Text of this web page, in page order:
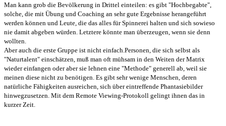
Man kann grob die Bevölkerung in Drittel einteilen: es gibt "Hochbegabte",
solche, die mit Übung und Coaching an sehr gute Ergebnisse herangeführt
werden können und Leute, die das alles für Spinnerei halten und sich sowieso
nie damit abgeben würden. Letztere könnte man überzeugen, wenn sie denn
wollten.
Aber auch die erste Gruppe ist nicht einfach.Personen, die sich selbst als
"Naturtalent" einschätzen, muß man oft mühsam in den Weiten der Matrix
wieder einfangen oder aber sie lehnen eine "Methode" generell ab, weil sie
meinen diese nicht zu benötigen. Es gibt sehr wenige Menschen, deren
natürliche Fähigkeiten ausreichen, sich über eintreffende Phantasiebilder
hinwegzusetzen. Mit dem Remote Viewing-Protokoll gelingt ihnen das in
kurzer Zeit.